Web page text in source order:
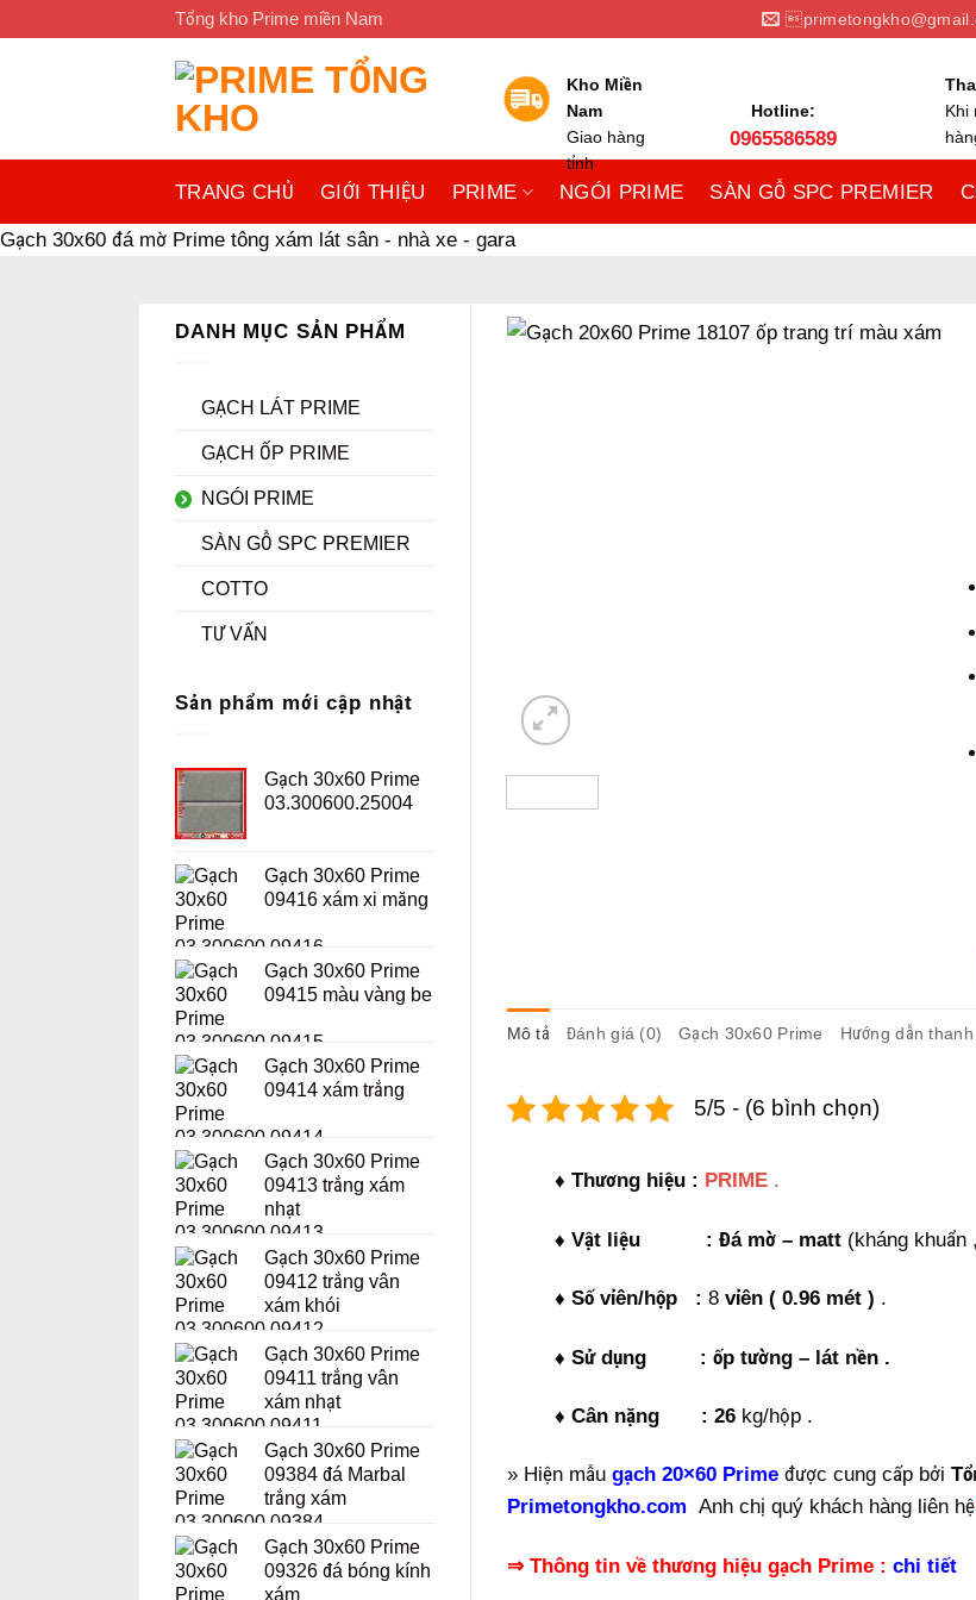
Tổng kho Prime miền Nam
Kho Miền
Nam
Giao hàng
tỉnh
Hotline:
0965586589
Khi
TRANG CHỦ GIỚI THIỆU PRIME NGÓI PRIME SÀN GỖ SPC PREMIER
Gạch 30x60 đá mờ Prime tông xám lát sân - nhà xe - gara
DANH MỤC SẢN PHẨM
GẠCH LÁT PRIME
GẠCH ỐP PRIME
NGÓI PRIME
SÀN GỖ SPC PREMIER
COTTO
TƯ VẤN
Sản phẩm mới cập nhật
Gạch 30x60 Prime
03.300600.25004
Gạch 30x60 Prime
09416 xám xi măng
Gạch 30x60 Prime
09415 màu vàng be
Gạch 30x60 Prime
09414 xám trắng
Gạch 30x60 Prime
09413 trắng xám
nhạt
Gạch 30x60 Prime
09412 trắng vân
xám khói
Gạch 30x60 Prime
09411 trắng vân
xám nhạt
Gạch 30x60 Prime
09384 đá Marbal
trắng xám
Gạch 30x60 Prime
09326 đá bóng kính
xám
Mô tả Đánh giá (0) Gạch 30x60 Prime Hướng dẫn
5/5 - (6 bình chọn)
♦ Thương hiệu : PRIME .
♦ Vật liệu : Đá mờ – matt(kháng khuẩn
♦ Số vỉên/hộp : 8vỉên( 0.96 mét ) .
♦ Sử dụng : ốp tường – lát nền .
♦ Cân nặng : 26kg/hộp .
» Hiện mẫu gạch 20×60 Prime được cung cấp bởi
Primetongkho.com Anh chị quý khách hàng liên hệ
⇒ Thông tin về thương hiệu gạch Prime : chi tiết